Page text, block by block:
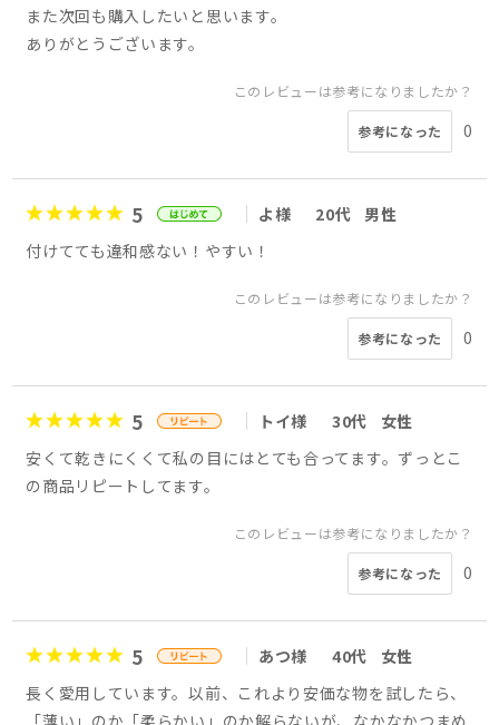
また次回も購入したいと思います。
ありがとうございます。
このレビューは参考になりましたか？
参考になった 0
5 よ様 20代
男性
付けてても違和感ない！やすい！
このレビューは参考になりましたか？
参考になった 0
5 トイ様 30代
女性
安くて乾きにくくて私の目にはとても合ってます。ずっとこ
の商品リピートしてます。
このレビューは参考になりましたか？
参考になった 0
5 あつ様 40代
女性
長く愛用しています。以前、これより安価な物を試したら、
「薄い」のか「柔らかい」のか解らないが、なかなかつまめ